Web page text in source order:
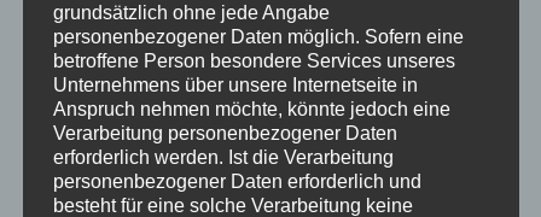
Beitragsnavigation
VERÖFFENTLICHT IN
IMG_5419_mL
grundsätzlich ohne jede Angabe
personenbezogener Daten möglich. Sofern eine
betroffene Person besondere Services unseres
Unternehmens über unsere Internetseite in
Anspruch nehmen möchte, könnte jedoch eine
Verarbeitung personenbezogener Daten
erforderlich werden. Ist die Verarbeitung
personenbezogener Daten erforderlich und
besteht für eine solche Verarbeitung keine